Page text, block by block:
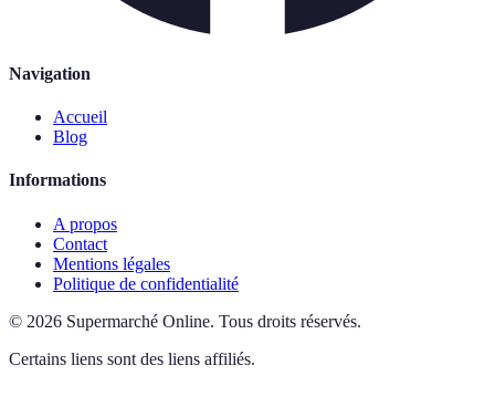
Navigation
Accueil
Blog
Informations
A propos
Contact
Mentions légales
Politique de confidentialité
© 2026 Supermarché Online. Tous droits réservés.
Certains liens sont des liens affiliés.